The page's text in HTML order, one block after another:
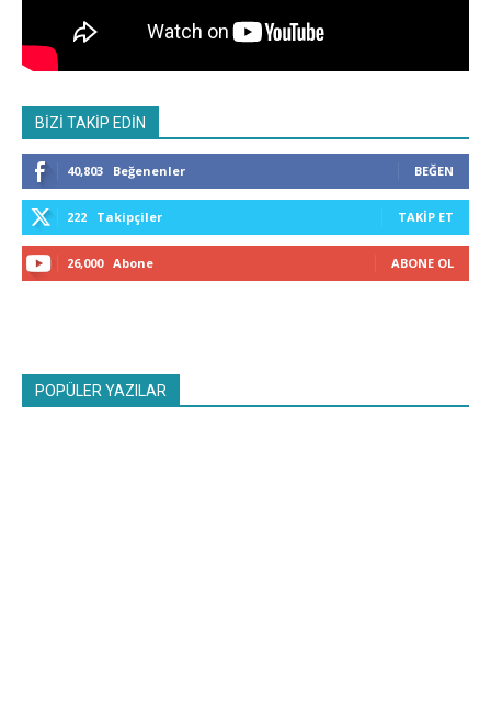
BİZİ TAKİP EDİN
40,803 Beğenenler BEĞEN
222 Takipçiler TAKIP ET
26,000 Abone ABONE OL
POPÜLER YAZILAR